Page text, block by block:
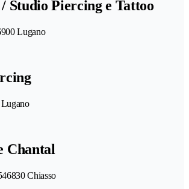
Studio Piercing e Tattoo
Lugano
Chantal
6830 Chiasso